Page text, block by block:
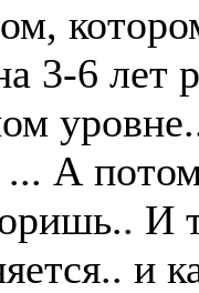
3-6 лет
... А
И
и